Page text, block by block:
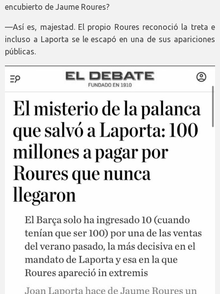
encubierto de Jaume Roures?
—Así es, majestad. El propio Roures reconoció la treta e
incluso a Laporta se le escapó en una de sus apariciones
públicas.